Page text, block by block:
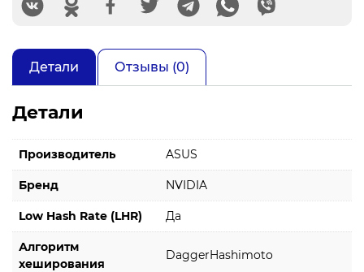
Детали Отзывы (0)
Детали
Производитель ASUS
Бренд NVIDIA
Low Hash Rate (LHR) Да
Алгоритм
хеширования
DaggerHashimoto